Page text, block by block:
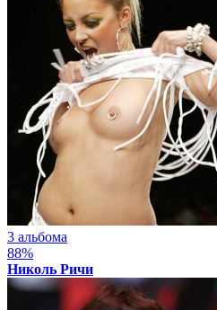
3 альбома
88%
Николь Ричи